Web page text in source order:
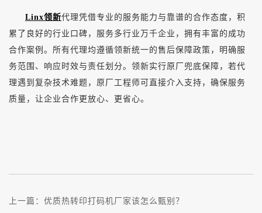
Linx领新代理凭借专业的服务能力与靠谱的合作态度，积
累了良好的行业口碑，服务多行业万千企业，拥有丰富的成功
合作案例。所有代理均遵循领新统一的售后保障政策，明确服
务范围、响应时效与责任划分。领新实行原厂兜底保障，若代
理遇到复杂技术难题，原厂工程师可直接介入支持，确保服务
质量，让企业合作更放心、更省心。
上一篇： 优质热转印打码机厂家该怎么甄别？